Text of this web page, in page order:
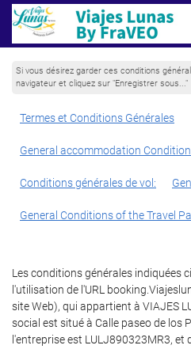
Si vous désirez garder ces conditions
navigateur et cliquez sur "Enregistrer sous..."
Termes et Conditions Générales
General accommodation
Conditions générales de vol:
General Conditions of the Travel
Les conditions générales indiquées
l'utilisation de l'URL
site Web), qui appartient à VIAJES
social est situé à Calle paseo de los
l'entreprise est LULJ890323MR3,